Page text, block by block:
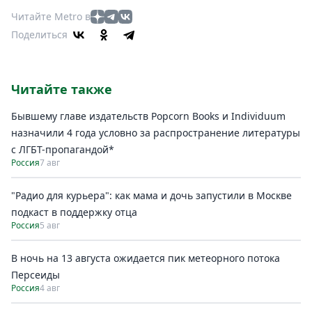
Читайте Metro в
Поделиться
Читайте также
Бывшему главе издательств Popcorn Books и Individuum
назначили 4 года условно за распространение литературы
с ЛГБТ-пропагандой*
Россия7 авг
"Радио для курьера": как мама и дочь запустили в Москве
подкаст в поддержку отца
Россия5 авг
В ночь на 13 августа ожидается пик метеорного потока
Персеиды
Россия4 авг